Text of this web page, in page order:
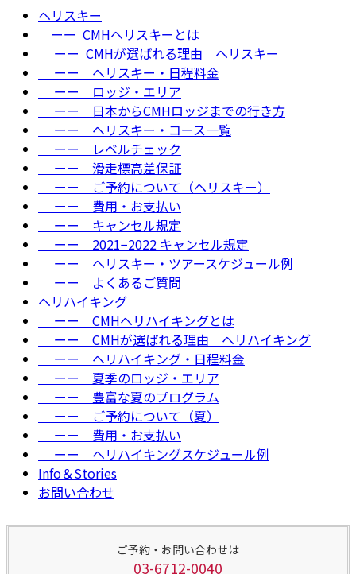
ヘリスキー
ーー CMHヘリスキーとは
ーー CMHが選ばれる理由＿ヘリスキー
ーー ヘリスキー・日程料金
ーー ロッジ・エリア
ーー 日本からCMHロッジまでの行き方
ーー ヘリスキー・コース一覧
ーー レベルチェック
ーー 滑走標高差保証
ーー ご予約について（ヘリスキー）
ーー 費用・お支払い
ーー キャンセル規定
ーー 2021−2022 キャンセル規定
ーー ヘリスキー・ツアースケジュール例
ーー よくあるご質問
ヘリハイキング
ーー CMHヘリハイキングとは
ーー CMHが選ばれる理由＿ヘリハイキング
ーー ヘリハイキング・日程料金
ーー 夏季のロッジ・エリア
ーー 豊富な夏のプログラム
ーー ご予約について（夏）
ーー 費用・お支払い
ーー ヘリハイキングスケジュール例
Info＆Stories
お問い合わせ
ご予約・お問い合わせは
03-6712-0040